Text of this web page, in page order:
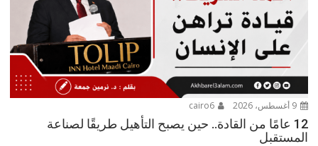
9 أغسطس، 2026 cairo6
12 عامًا من القادة.. حين يصبح التأهيل طريقًا لصناعة
المستقبل